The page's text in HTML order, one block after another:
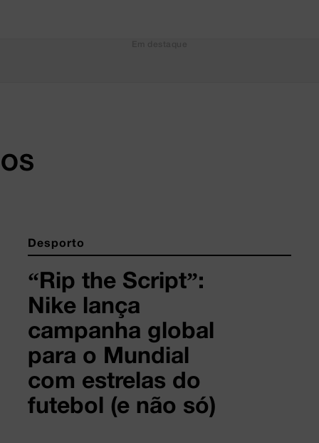
Desporto
“Rip the Script”:
Nike lança
campanha global
para o Mundial
com estrelas do
futebol (e não só)